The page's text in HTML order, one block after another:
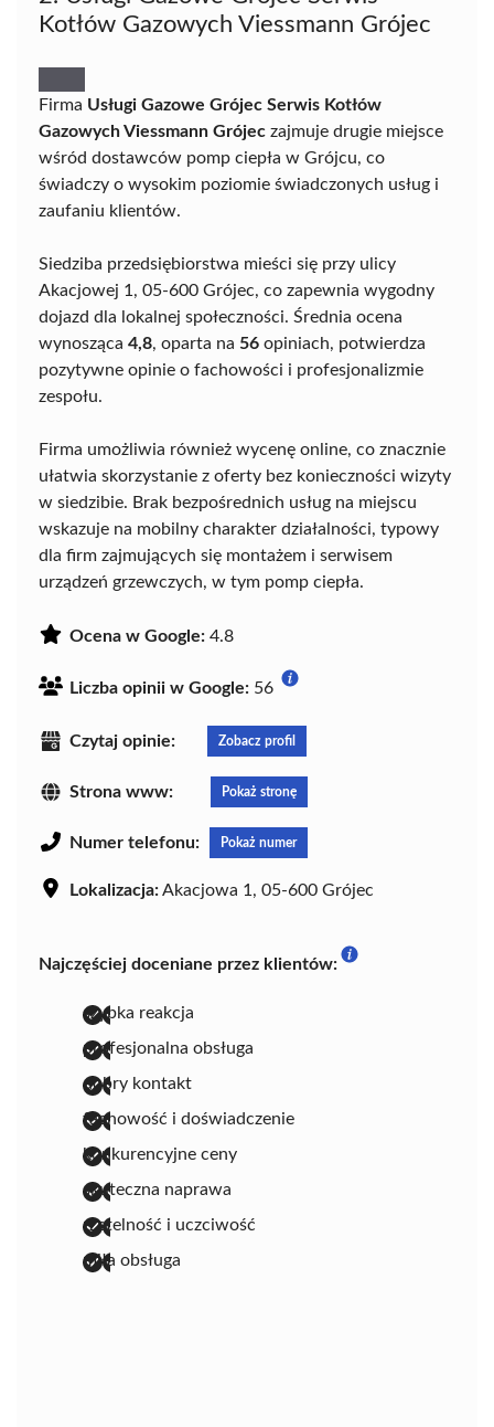
Kotłów Gazowych Viessmann Grójec
Firma Usługi Gazowe Grójec Serwis Kotłów
Gazowych Viessmann Grójec zajmuje drugie miejsce
wśród dostawców pomp ciepła w Grójcu, co
świadczy o wysokim poziomie świadczonych usług i
zaufaniu klientów.
Siedziba przedsiębiorstwa mieści się przy ulicy
Akacjowej 1, 05-600 Grójec, co zapewnia wygodny
dojazd dla lokalnej społeczności. Średnia ocena
wynosząca 4,8, oparta na 56 opiniach, potwierdza
pozytywne opinie o fachowości i profesjonalizmie
zespołu.
Firma umożliwia również wycenę online, co znacznie
ułatwia skorzystanie z oferty bez konieczności wizyty
w siedzibie. Brak bezpośrednich usług na miejscu
wskazuje na mobilny charakter działalności, typowy
dla firm zajmujących się montażem i serwisem
urządzeń grzewczych, w tym pomp ciepła.
Ocena w Google: 4.8
Liczba opinii w Google: 56
Czytaj opinie: Zobacz profil
Strona www: Pokaż stronę
Numer telefonu: Pokaż numer
Lokalizacja:Akacjowa 1, 05-600 Grójec
Najczęściej doceniane przez klientów:
szybka reakcja
profesjonalna obsługa
dobry kontakt
fachowość i doświadczenie
konkurencyjne ceny
skuteczna naprawa
rzetelność i uczciwość
miła obsługa